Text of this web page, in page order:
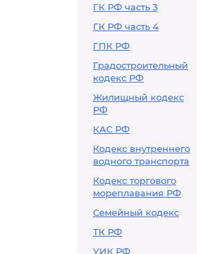
ГК РФ часть 3
ГК РФ часть 4
ГПК РФ
Градостроительный
кодекс РФ
Жилищный кодекс
РФ
КАС РФ
Кодекс внутреннего
водного транспорта
Кодекс торгового
мореплавания РФ
Семейный кодекс
ТК РФ
УИК РФ